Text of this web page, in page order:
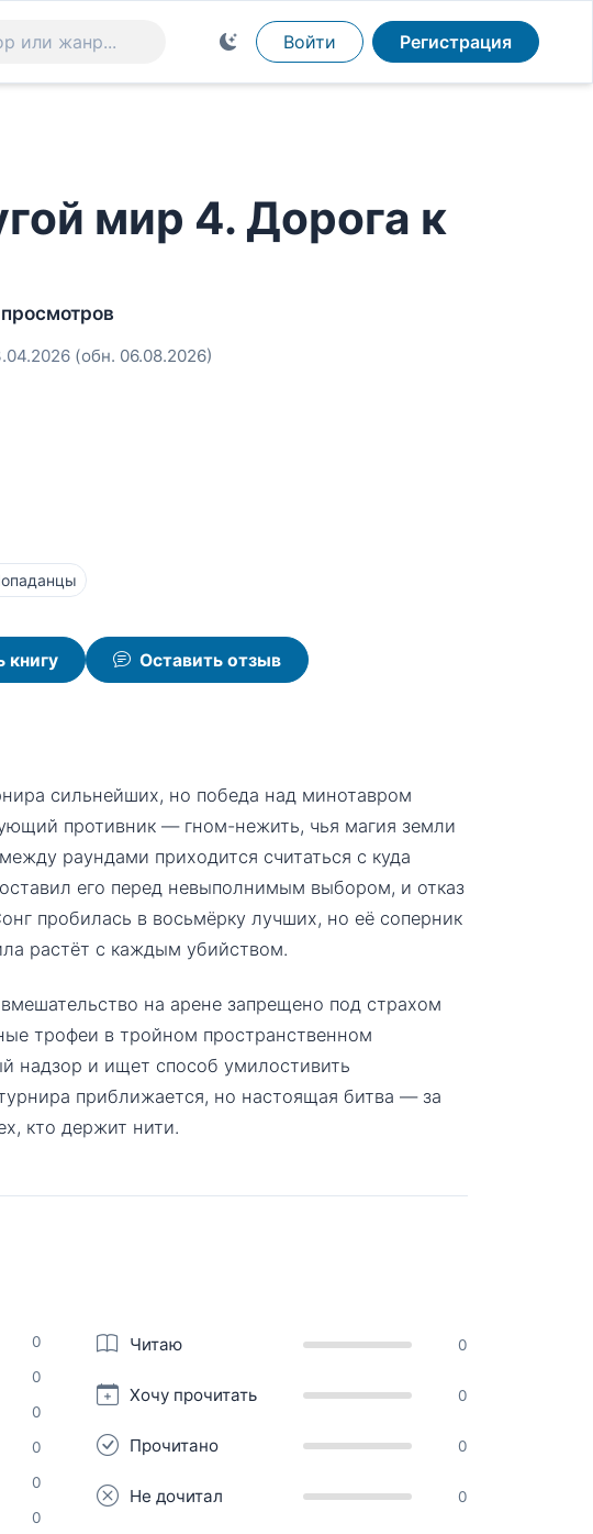
Войти Регистрация
мир 4. Дорога к
(обн. 06.08.2026)
книгу Оставить отзыв
сильнейших, но победа над минотавром
противник — гном-нежить, чья магия земли
раундами приходится считаться с куда
его перед невыполнимым выбором, и отказ
пробилась в восьмёрку лучших, но её соперник
растёт с каждым убийством.
на арене запрещено под страхом
трофеи в тройном пространственном
надзор и ищет способ умилостивить
приближается, но настоящая битва — за
кто держит нити.
0
0
0
0
0
0
Читаю 0
Хочу прочитать 0
Прочитано 0
Не дочитал 0